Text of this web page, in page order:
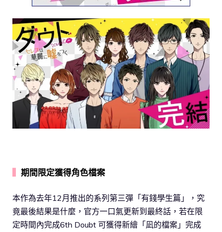
期間限定獲得角色檔案
本作為去年12月推出的系列第三彈「有錢學生篇」，究
竟最後結果是什麼，官方一口氣更新到最終話，若在限
定時間內完成6th Doubt 可獲得新繪「凪的檔案」完成